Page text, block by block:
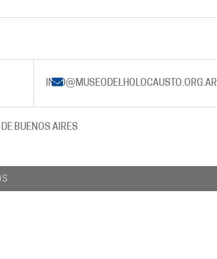
INFO@MUSEODELHOLOCAUSTO.ORG.AR
BUENOS AIRES